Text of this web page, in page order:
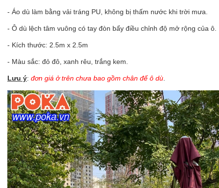
- Áo dù làm bằng vải tráng PU, không bị thấm nước khi trời mưa.
- Ô dù lệch tâm vuông có tay đòn bẩy điều chỉnh độ mở rộng của ô.
- Kích thước: 2.5m x 2.5m
- Màu sắc: đỏ đô, xanh rêu, trắng kem.
Lưu ý: đơn giá ở trên chưa bao gồm chân đế ô dù